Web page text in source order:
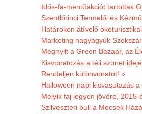
Idős-fa-mentőakciót tartottak
Szentlőrinci Termelői és
Határokon átívelő
Marketing nagyágyúk
Megnyilt a Green Bazaar, az
Kisvonatozás a téli szünet
Rendeljen különvonatot! »
Halloween napi kisvasutazás
Melyik faj legyen jövőre,
Szilveszteri buli a Mecsek